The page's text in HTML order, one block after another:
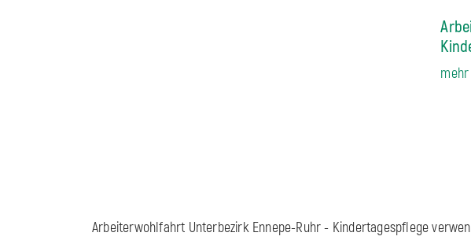
Arbeiterwohlfahrt Unterbezirk Ennepe-Ruhr - Kindertagespflege